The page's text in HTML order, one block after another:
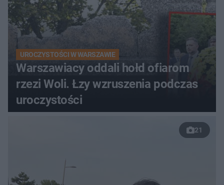
UROCZYSTOŚCI W WARSZAWIE
Warszawiacy oddali hołd ofiarom
rzezi Woli. Łzy wzruszenia podczas
uroczystości
21